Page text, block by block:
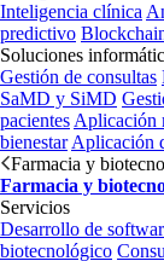
Inteligencia clínica
predictivo
Soluciones
Gestión de consultas
SaMD y SiMD
pacientes Aplicación
bienestar Aplicación
Farmacia y
Farmacia y
Servicios
Desarrollo de
biotecnológico